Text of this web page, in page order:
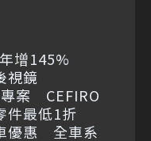
增145%
視鏡
專案 CEFIRO
件最低1折
優惠 全車系